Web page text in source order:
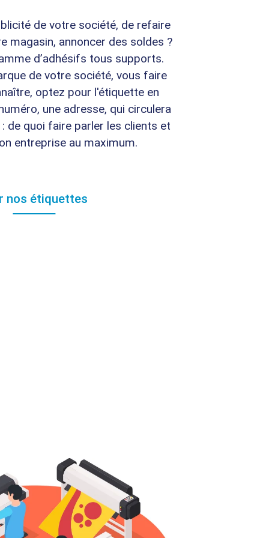
de votre société, de refaire
magasin, annoncer des soldes ?
d’adhésifs tous supports.
de votre société, vous faire
optez pour l'étiquette en
une adresse, qui circulera
de quoi faire parler les clients et
entreprise au maximum.
nos étiquettes